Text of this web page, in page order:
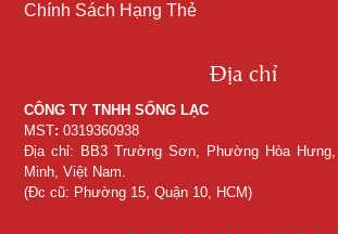
Chính Sách Hạng Thẻ
Địa chỉ
CÔNG TY TNHH SỐNG LẠC
MST: 0319360938
Địa chỉ: BB3 Trường Sơn, Phường Hòa Hưng,
Minh, Việt Nam.
(Đc cũ: Phường 15, Quận 10, HCM)